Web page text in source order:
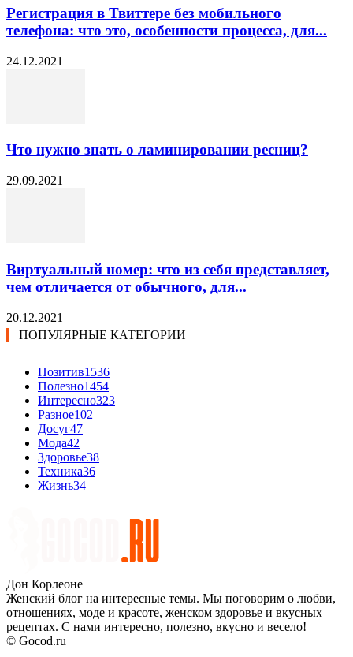
Регистрация в Твиттере без мобильного
телефона: что это, особенности процесса, для...
24.12.2021
Что нужно знать о ламинировании ресниц?
29.09.2021
Виртуальный номер: что из себя представляет,
чем отличается от обычного, для...
20.12.2021
ПОПУЛЯРНЫЕ КАТЕГОРИИ
Позитив1536
Полезно1454
Интересно323
Разное102
Досуг47
Мода42
Здоровье38
Техника36
Жизнь34
Дон Корлеоне
Женский блог на интересные темы. Мы поговорим о любви,
отношениях, моде и красоте, женском здоровье и вкусных
рецептах. С нами интересно, полезно, вкусно и весело!
© Gocod.ru